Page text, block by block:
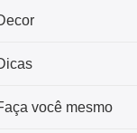
você mesmo